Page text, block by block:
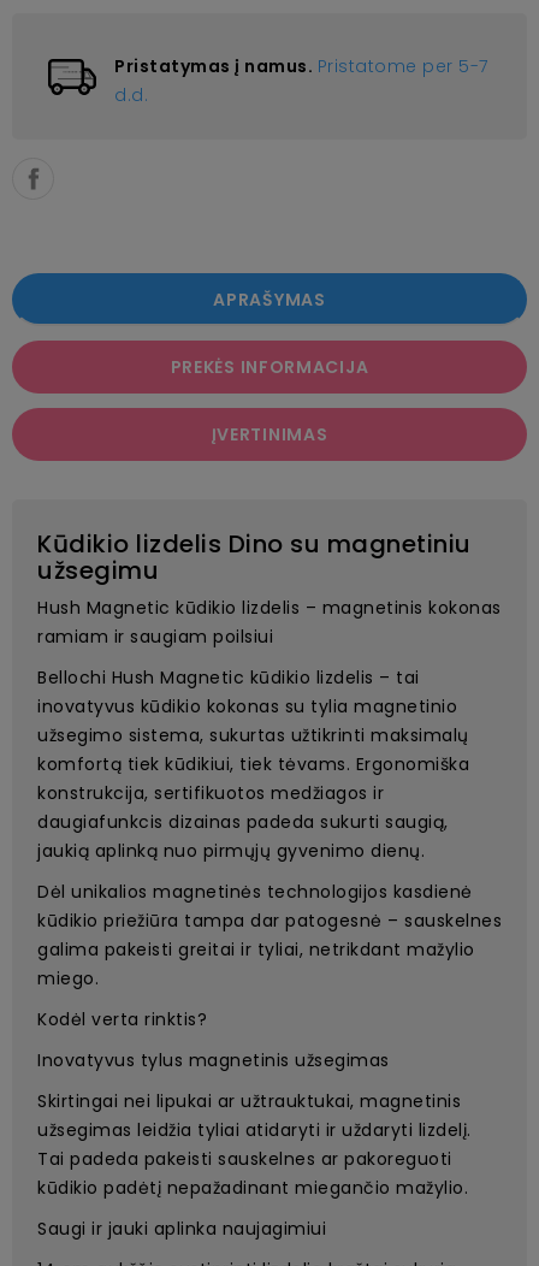
Pristatymas į namus. Pristatome per 5-7
d.d.
APRAŠYMAS
PREKĖS INFORMACIJA
ĮVERTINIMAS
Kūdikio lizdelis Dino su magnetiniu
užsegimu
Hush Magnetic kūdikio lizdelis – magnetinis kokonas
ramiam ir saugiam poilsiui
Bellochi Hush Magnetic kūdikio lizdelis – tai
inovatyvus kūdikio kokonas su tylia magnetinio
užsegimo sistema, sukurtas užtikrinti maksimalų
komfortą tiek kūdikiui, tiek tėvams. Ergonomiška
konstrukcija, sertifikuotos medžiagos ir
daugiafunkcis dizainas padeda sukurti saugią,
jaukią aplinką nuo pirmųjų gyvenimo dienų.
Dėl unikalios magnetinės technologijos kasdienė
kūdikio priežiūra tampa dar patogesnė – sauskelnes
galima pakeisti greitai ir tyliai, netrikdant mažylio
miego.
Kodėl verta rinktis?
Inovatyvus tylus magnetinis užsegimas
Skirtingai nei lipukai ar užtrauktukai, magnetinis
užsegimas leidžia tyliai atidaryti ir uždaryti lizdelį.
Tai padeda pakeisti sauskelnes ar pakoreguoti
kūdikio padėtį nepažadinant miegančio mažylio.
Saugi ir jauki aplinka naujagimiui